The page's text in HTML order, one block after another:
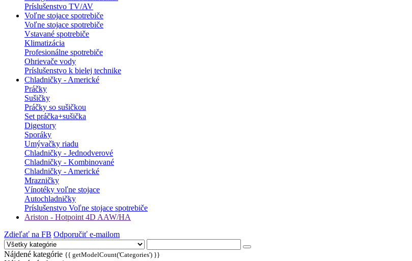
Príslušenstvo TV/AV
Voľne stojace spotrebiče
Voľne stojace spotrebiče
Vstavané spotrebiče
Klimatizácia
Profesionálne spotrebiče
Ohrievače vody
Príslušenstvo k bielej technike
Chladničky - Americké
Práčky
Sušičky
Práčky so sušičkou
Set práčka+sušička
Digestory
Sporáky
Umývačky riadu
Chladničky - Jednodverové
Chladničky - Kombinované
Chladničky - Americké
Mrazničky
Vínotéky voľne stojace
Autochladničky
Príslušenstvo Voľne stojace spotrebiče
Ariston - Hotpoint 4D AAW/HA
Zdieľať na FB Odporučiť e-mailom
Nájdené kategórie {{ getModelCount('Categories') }}